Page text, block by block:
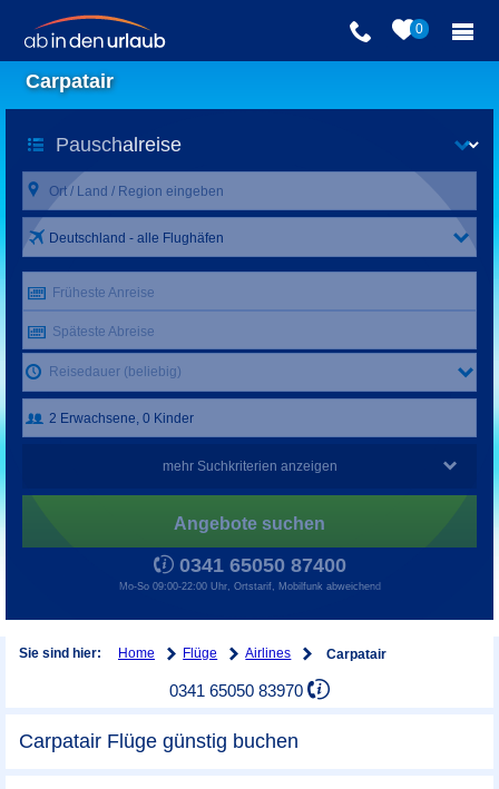
0
Carpatair
Deutschland - alle Flughäfen
Früheste Anreise
Späteste Abreise
Reisedauer (beliebig)
mehr Suchkriterien anzeigen
Angebote suchen
0341 65050 87400
Mo-So 09:00-22:00 Uhr, Ortstarif, Mobilfunk abweichend
Sie sind hier: Home Flüge Airlines Carpatair
0341 65050 83970
Carpatair Flüge günstig buchen